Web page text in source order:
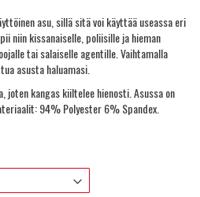
asu, sillä sitä voi käyttää useassa eri
niin kissanaiselle, poliisille ja hieman
tai salaiselle agentille. Vaihtamalla
asusta haluamasi.
joten kangas kiiltelee hienosti. Asussa on
94% Polyester 6% Spandex.